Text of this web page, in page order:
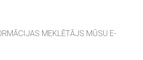
MEKLĒTĀJS MŪSU E-